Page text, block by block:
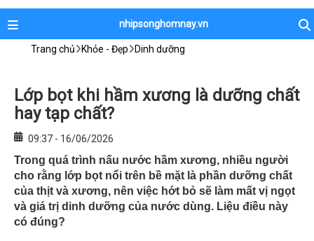
nhipsonghomnay.vn
Trang chủ Khỏe - Đẹp Dinh dưỡng
Lớp bọt khi hầm xương là dưỡng chất
hay tạp chất?
09:37 - 16/06/2026
Trong quá trình nấu nước hầm xương, nhiều người
cho rằng lớp bọt nổi trên bề mặt là phần dưỡng chất
của thịt và xương, nên việc hớt bỏ sẽ làm mất vị ngọt
và giá trị dinh dưỡng của nước dùng. Liệu điều này
có đúng?